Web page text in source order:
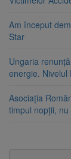
Am început
Star
Ungaria
energie.
Asociația
timpul nopții,